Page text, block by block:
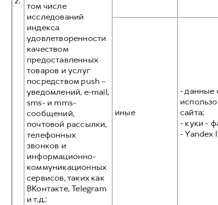
том числе
исследований
индекса
удовлетворенности
качеством
предоставленных
товаров и услуг
посредством push –
уведомлений, e-mail,
sms- и mms-
сообщений,
почтовой рассылки,
телефонных
звонков и
информационно-
коммуникационных
сервисов, таких как
ВКонтакте, Telegram
и т.д.:
иные
- данные
сайта;
- куки -
- Yandex